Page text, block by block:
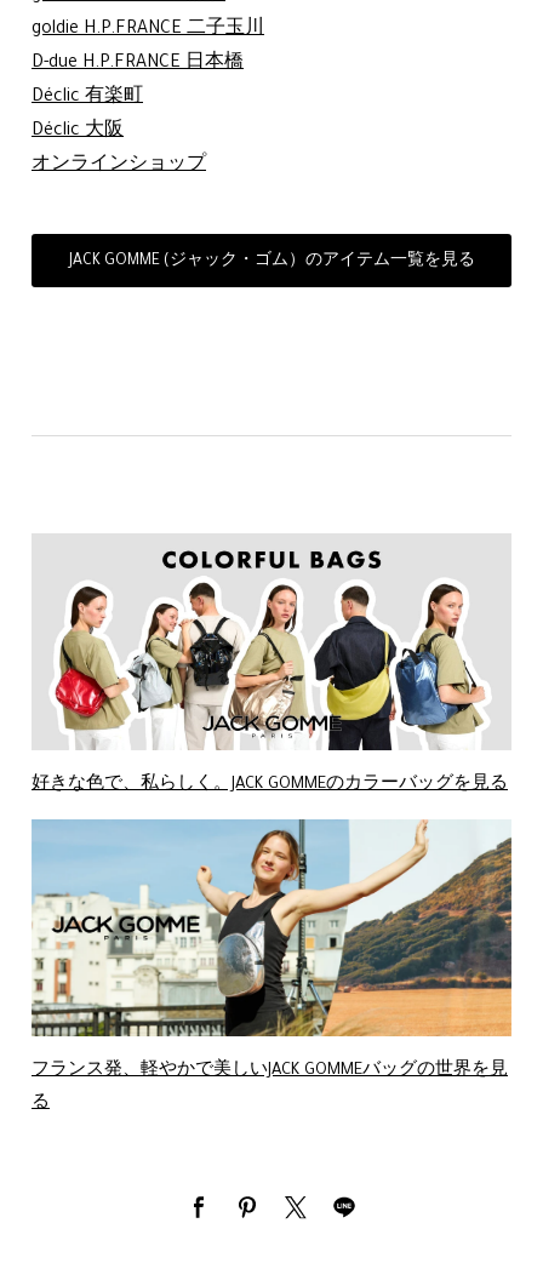
goldie H.P.FRANCE 二子玉川
D-due H.P.FRANCE 日本橋
Déclic 有楽町
Déclic 大阪
オンラインショップ
JACK GOMME (ジャック・ゴム）のアイテム一覧を見る
好きな色で、私らしく。JACK GOMMEのカラーバッグを見る
フランス発、軽やかで美しいJACK GOMMEバッグの世界を見
る